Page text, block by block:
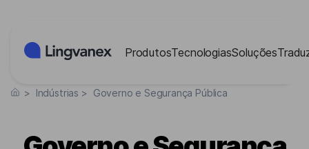
ProdutosTecnologiasSoluções
> Indústrias > Governo e Segurança Pública